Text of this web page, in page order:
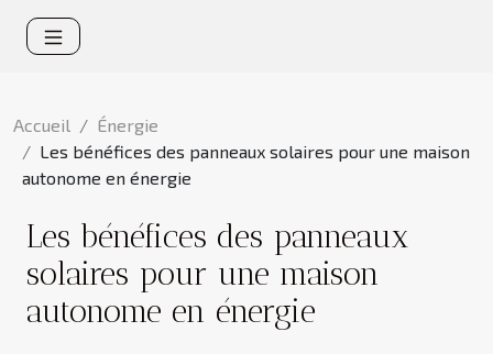
Accueil
Énergie
Les bénéfices des panneaux solaires pour une maison
autonome en énergie
Les bénéfices des panneaux
solaires pour une maison
autonome en énergie